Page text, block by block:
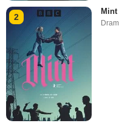
2
Mint
Dram